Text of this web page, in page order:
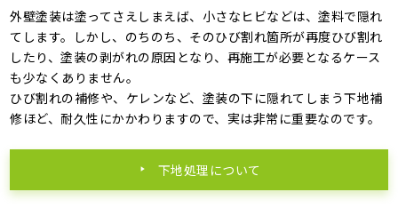
外壁塗装は塗ってさえしまえば、小さなヒビなどは、塗料で隠れ
てします。しかし、のちのち、そのひび割れ箇所が再度ひび割れ
したり、塗装の剥がれの原因となり、再施工が必要となるケース
も少なくありません。
ひび割れの補修や、ケレンなど、塗装の下に隠れてしまう下地補
修ほど、耐久性にかかわりますので、実は非常に重要なのです。
下地処理について